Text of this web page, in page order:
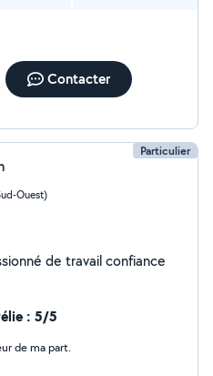
Contacter
Particulier
Ouest)
de travail confiance
: 5/5
de ma part.